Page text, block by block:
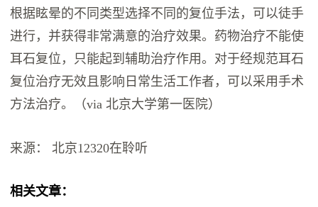
根据眩晕的不同类型选择不同的复位手法，可以徒手
进行，并获得非常满意的治疗效果。药物治疗不能使
耳石复位，只能起到辅助治疗作用。对于经规范耳石
复位治疗无效且影响日常生活工作者，可以采用手术
方法治疗。（via 北京大学第一医院）
来源： 北京12320在聆听
相关文章：